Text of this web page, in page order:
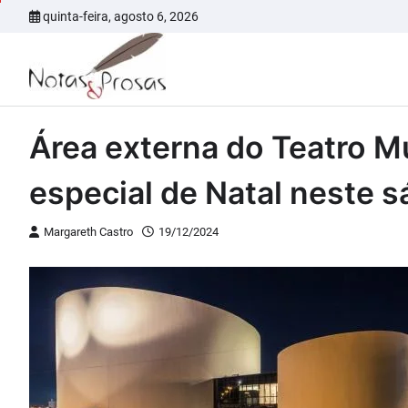
quinta-feira, agosto 6, 2026
Área externa do Teatro
especial de Natal neste
Margareth Castro 19/12/2024